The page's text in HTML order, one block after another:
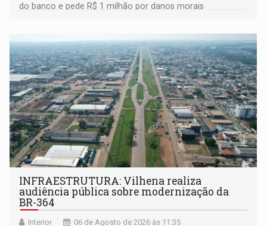
do banco e pede R$ 1 milhão por danos morais
INFRAESTRUTURA: Vilhena realiza
audiência pública sobre modernização da
BR-364
Interior 06 de Agosto de 2026 às 11:35